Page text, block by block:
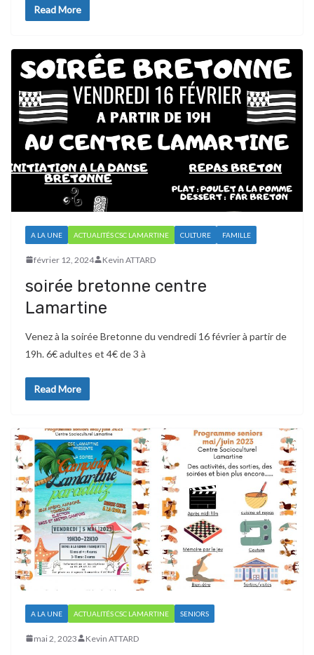
Read More
A LA UNE ACTUALITÉS CSC LAMARTINE CULTURE FAMILLE
février 12, 2024 Kevin ATTARD
soirée bretonne centre
Lamartine
Venez à la soirée Bretonne du vendredi 16 février à partir de
19h. 6€ adultes et 4€ de 3 à
Read More
A LA UNE ACTUALITÉS CSC LAMARTINE SENIORS
mai 2, 2023 Kevin ATTARD